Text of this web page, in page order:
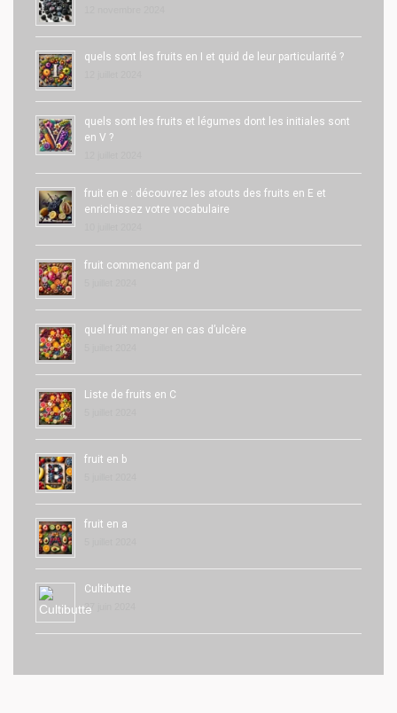
quels sont les fruits en I et quid de leur particularité ?
quels sont les fruits et légumes dont les initiales sont
en V ?
fruit en e : découvrez les atouts des fruits en E et
enrichissez votre vocabulaire
fruit commencant par d
quel fruit manger en cas d’ulcère
Liste de fruits en C
fruit en b
fruit en a
Cultibutte
27 juin 2024